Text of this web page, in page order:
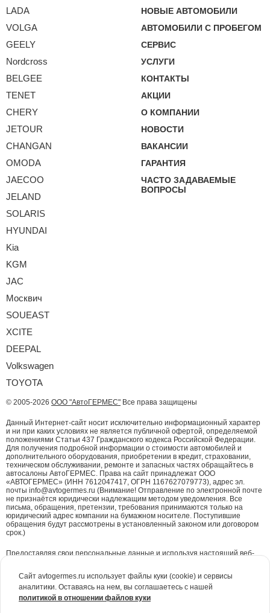
LADA
VOLGA
GEELY
Nordcross
BELGEE
TENET
CHERY
JETOUR
CHANGAN
OMODA
JAECOO
JELAND
SOLARIS
HYUNDAI
Kia
KGM
JAC
Москвич
SOUEAST
XCITE
DEEPAL
Volkswagen
TOYOTA
НОВЫЕ АВТОМОБИЛИ
АВТОМОБИЛИ С ПРОБЕГОМ
СЕРВИС
УСЛУГИ
КОНТАКТЫ
АКЦИИ
О КОМПАНИИ
НОВОСТИ
ВАКАНСИИ
ГАРАНТИЯ
ЧАСТО ЗАДАВАЕМЫЕ
ВОПРОСЫ
© 2005-2026 ООО "АвтоГЕРМЕС" Все права защищены
Данный Интернет-сайт носит исключительно информационный характер
и ни при каких условиях не является публичной офертой, определяемой
положениями Статьи 437 Гражданского кодекса Российской Федерации.
Для получения подробной информации о стоимости автомобилей и
дополнительного оборудования, приобретении в кредит, страховании,
техническом обслуживании, ремонте и запасных частях обращайтесь в
автосалоны АвтоГЕРМЕС. Права на сайт принадлежат ООО
«АВТОГЕРМЕС» (ИНН 7612047417, ОГРН 1167627079773), адрес эл.
почты info@avtogermes.ru (Внимание! Отправление по электронной почте
не признаётся юридически надлежащим методом уведомления. Все
письма, обращения, претензии, требования принимаются только на
юридический адрес компании на бумажном носителе. Поступившие
обращения будут рассмотрены в установленный законом или договором
срок.)
Предоставляя свои персональные данные и используя настоящий веб-
Для повышения удобства работы с сайтом и обеспечения его корректной
работы компания АвтоГЕРМЕСиспользует файлы куки (cookie)
Сайт avtogermes.ru использует файлы куки (cookie) и сервисы
аналитики. Оставаясь на нем, вы соглашаетесь с нашей
политикой в отношении файлов куки